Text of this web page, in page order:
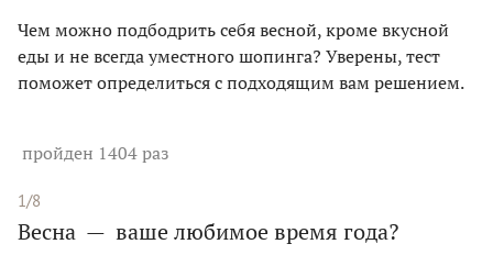
Чем можно подбодрить себя весной, кроме вкусной
еды и не всегда уместного шопинга? Уверены, тест
поможет определиться с подходящим вам решением.
пройден 1404 раз
1/8
Весна — ваше любимое время года?